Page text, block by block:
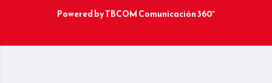
Powered byTBCOM Comunicación 360°